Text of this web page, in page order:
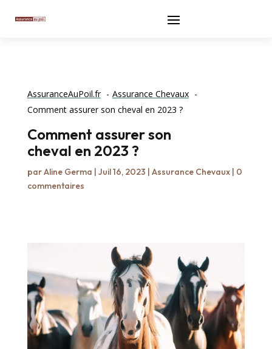
AssuranceAuPoil.fr
Assurance Chevaux
Comment assurer son cheval en 2023 ?
Comment assurer son
cheval en 2023 ?
parAline Germa | Juil 16, 2023 | Assurance Chevaux| 0
commentaires